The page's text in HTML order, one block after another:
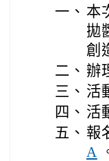
一、 本
拋
創
二、 辦
三、 活
四、 活
五、 報
A